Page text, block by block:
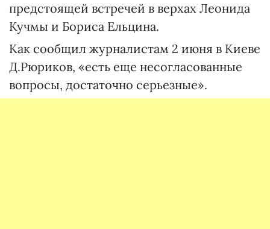
предстоящей встречей в верхах Леонида
Кучмы и Бориса Ельцина.
Как сообщил журналистам 2 июня в Киеве
Д.Рюриков, «есть еще несогласованные
вопросы, достаточно серьезные».